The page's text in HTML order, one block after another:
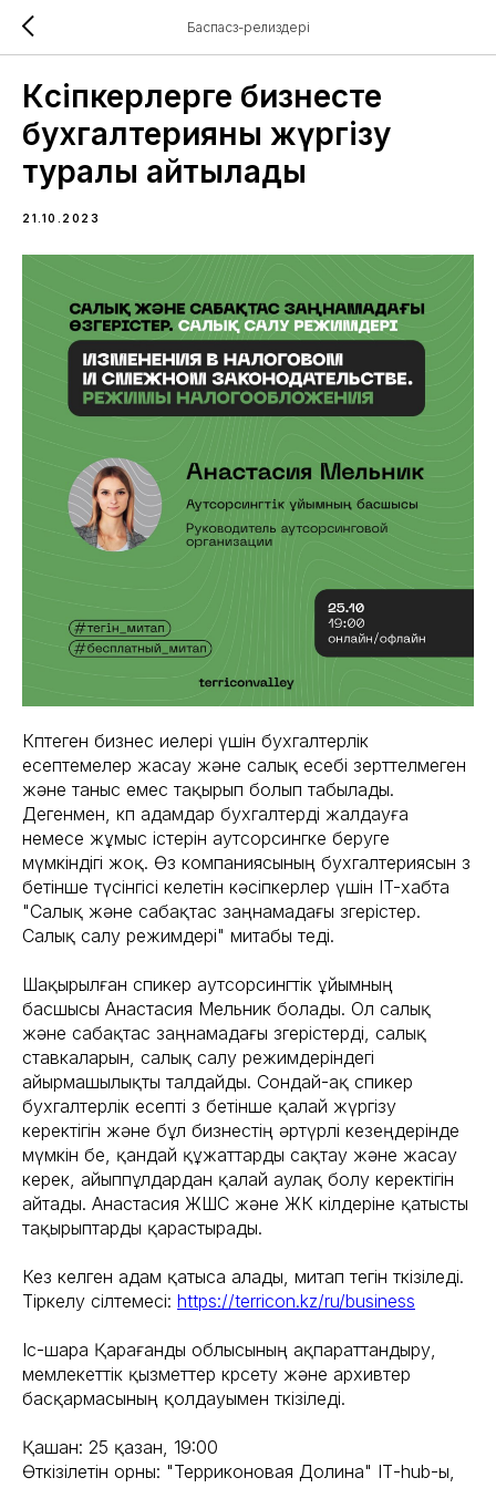
Баспасөз-релиздері
Кәсіпкерлерге бизнесте
бухгалтерияны жүргізу
туралы айтылады
21.10.2023
Көптеген бизнес иелері үшін бухгалтерлік
есептемелер жасау және салық есебі зерттелмеген
және таныс емес тақырып болып табылады.
Дегенмен, көп адамдар бухгалтерді жалдауға
немесе жұмыс істерін аутсорсингке беруге
мүмкіндігі жоқ. Өз компаниясының бухгалтериясын өз
бетінше түсінгісі келетін кәсіпкерлер үшін IT-хабта
"Салық және сабақтас заңнамадағы өзгерістер.
Салық салу режимдері" митабы өтеді.
Шақырылған спикер аутсорсингтік ұйымның
басшысы Анастасия Мельник болады. Ол салық
және сабақтас заңнамадағы өзгерістерді, салық
ставкаларын, салық салу режимдеріндегі
айырмашылықты талдайды. Сондай-ақ спикер
бухгалтерлік есепті өз бетінше қалай жүргізу
керектігін және бұл бизнестің әртүрлі кезеңдерінде
мүмкін бе, қандай құжаттарды сақтау және жасау
керек, айыппұлдардан қалай аулақ болу керектігін
айтады. Анастасия ЖШС және ЖК өкілдеріне қатысты
тақырыптарды қарастырады.
Кез келген адам қатыса алады, митап тегін өткізіледі.
Тіркелу сілтемесі: https://terricon.kz/ru/business
Іс-шара Қарағанды облысының ақпараттандыру,
мемлекеттік қызметтер көрсету және архивтер
басқармасының қолдауымен өткізіледі.
Қашан: 25 қазан, 19:00
Өткізілетін орны: "Терриконовая Долина" ІТ-hub-ы,